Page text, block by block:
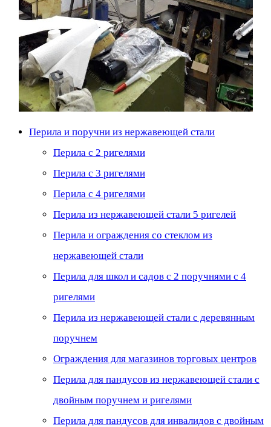
Перила и поручни из нержавеющей стали
Перила с 2 ригелями
Перила с 3 ригелями
Перила с 4 ригелями
Перила из нержавеющей стали 5 ригелей
Перила и ограждения со стеклом из
нержавеющей стали
Перила для школ и садов с 2 поручнями с 4
ригелями
Перила из нержавеющей стали с деревянным
поручнем
Ограждения для магазинов торговых центров
Перила для пандусов из нержавеющей стали с
двойным поручнем и ригелями
Перила для пандусов для инвалидов с двойным